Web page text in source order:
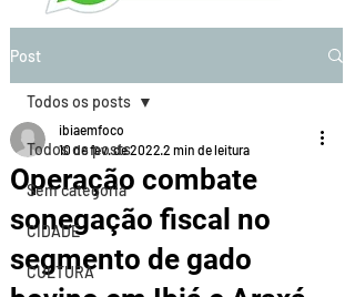
Post
Todos os posts
Sem categoria
CIDADE
CULTURA
Todos os posts
Operação combate
sonegação fiscal no
segmento de gado
ibiaemfoco
10 de fev. de 2022 2 min de leitura